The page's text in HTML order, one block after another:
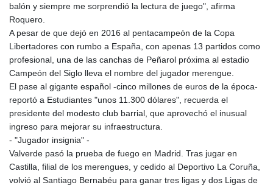
balón y siempre me sorprendió la lectura de juego", afirma
Roquero.
A pesar de que dejó en 2016 al pentacampeón de la Copa
Libertadores con rumbo a España, con apenas 13 partidos como
profesional, una de las canchas de Peñarol próxima al estadio
Campeón del Siglo lleva el nombre del jugador merengue.
El pase al gigante español -cinco millones de euros de la época-
reportó a Estudiantes "unos 11.300 dólares", recuerda el
presidente del modesto club barrial, que aprovechó el inusual
ingreso para mejorar su infraestructura.
- "Jugador insignia" -
Valverde pasó la prueba de fuego en Madrid. Tras jugar en
Castilla, filial de los merengues, y cedido al Deportivo La Coruña,
volvió al Santiago Bernabéu para ganar tres ligas y dos Ligas de